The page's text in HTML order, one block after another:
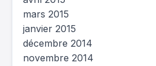
mars 2015
janvier 2015
décembre 2014
novembre 2014